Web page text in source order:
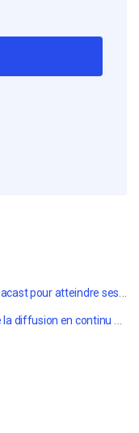
Résultats : Ce que l'IAHE a aimé à propos de la diffusion en continu avec Dacast